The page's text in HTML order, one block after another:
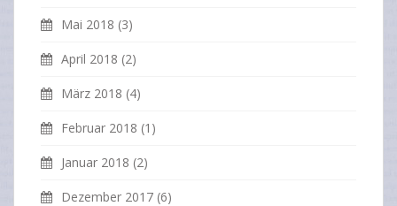
Mai 2018 (3)
April 2018 (2)
März 2018 (4)
Februar 2018 (1)
Januar 2018 (2)
Dezember 2017 (6)